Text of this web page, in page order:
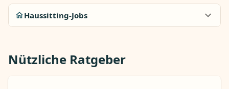
Haussitting-Jobs
Nützliche Ratgeber